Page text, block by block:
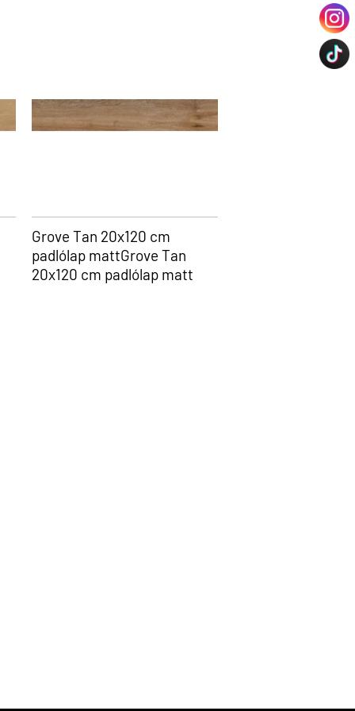
Grove Tan 20x120 cm
padlólap mattGrove Tan
20x120 cm padlólap matt